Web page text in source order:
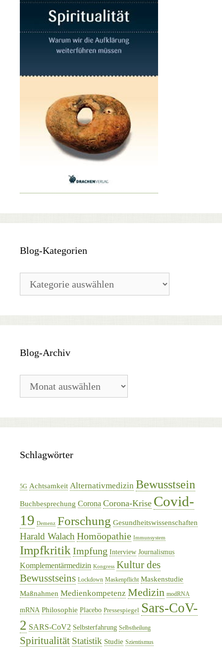
Blog-Kategorien
Kategorien
Blog-Archiv
Archiv
Schlagwörter
5G Achtsamkeit Alternativmedizin Bewusstsein
Buchbesprechung Corona Corona-Krise Covid-
19 Demenz Forschung Gesundheitswissenschaften
Harald Walach Homöopathie Immunsystem
Impfkritik Impfung Interview Journalismus
Komplementärmedizin Kongress Kultur des
Bewusstseins Lockdown Maskenpflicht Maskenstudie
Maßnahmen Medienkompetenz Medizin modRNA
mRNA Philosophie Placebo Pressespiegel Sars-CoV-
2 SARS-CoV2 Selbsterfahrung Selbstheilung
Spiritualität Statistik Studie Szientismus